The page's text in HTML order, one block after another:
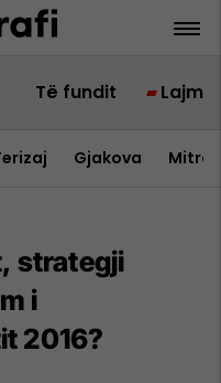
Të fundit Lajme
Gjakova
strategji
i
2016?